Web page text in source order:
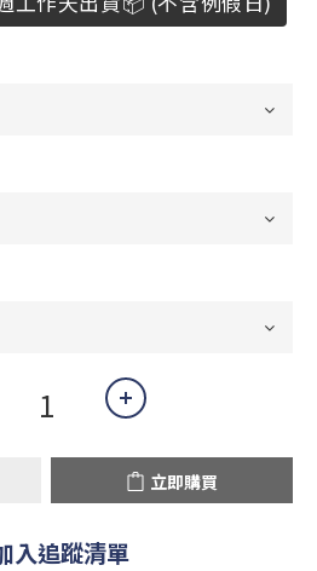
立即購買
入追蹤清單